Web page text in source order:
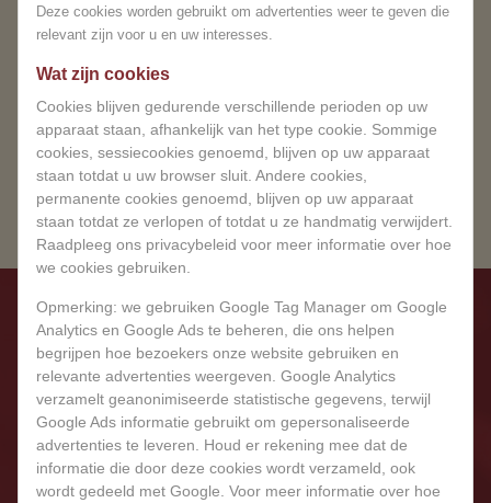
Deze cookies worden gebruikt om advertenties weer te geven die
relevant zijn voor u en uw interesses.
Wat zijn cookies
Cookies blijven gedurende verschillende perioden op uw
apparaat staan, afhankelijk van het type cookie. Sommige
cookies, sessiecookies genoemd, blijven op uw apparaat
staan ​​totdat u uw browser sluit. Andere cookies,
permanente cookies genoemd, blijven op uw apparaat
staan ​​totdat ze verlopen of totdat u ze handmatig verwijdert.
Raadpleeg ons privacybeleid voor meer informatie over hoe
we cookies gebruiken.
Opmerking: we gebruiken Google Tag Manager om Google
Analytics en Google Ads te beheren, die ons helpen
begrijpen hoe bezoekers onze website gebruiken en
relevante advertenties weergeven. Google Analytics
verzamelt geanonimiseerde statistische gegevens, terwijl
Google Ads informatie gebruikt om gepersonaliseerde
advertenties te leveren. Houd er rekening mee dat de
informatie die door deze cookies wordt verzameld, ook
wordt gedeeld met Google. Voor meer informatie over hoe
Je kunt wel vooruitboeken.
BOEK NU